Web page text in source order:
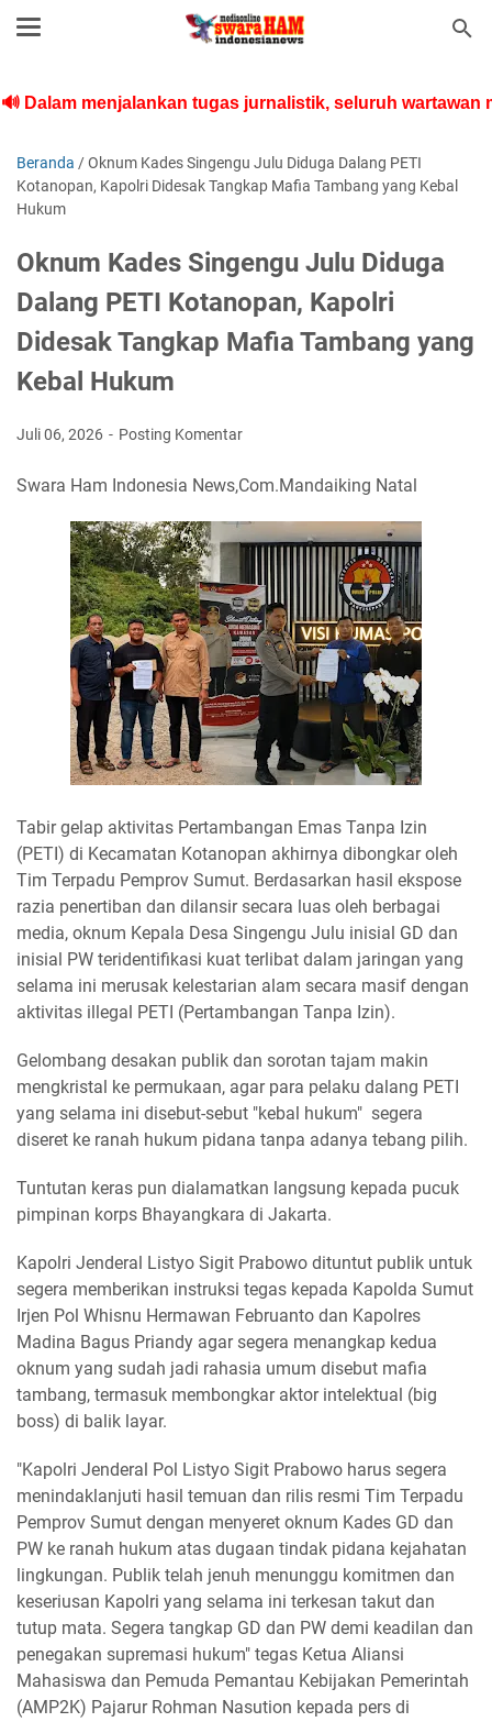
tugas jurnalistik, seluruh wartawan media
Beranda /Oknum Kades Singengu Julu Diduga Dalang PETI
Kotanopan, Kapolri Didesak Tangkap Mafia Tambang yang Kebal
Hukum
Oknum Kades Singengu Julu Diduga
Dalang PETI Kotanopan, Kapolri
Didesak Tangkap Mafia Tambang yang
Kebal Hukum
Juli 06, 2026 Posting Komentar
Swara Ham Indonesia News,Com.Mandaiking Natal
Tabir gelap aktivitas Pertambangan Emas Tanpa Izin
(PETI) di Kecamatan Kotanopan akhirnya dibongkar oleh
Tim Terpadu Pemprov Sumut. Berdasarkan hasil ekspose
razia penertiban dan dilansir secara luas oleh berbagai
media, oknum Kepala Desa Singengu Julu inisial GD dan
inisial PW teridentifikasi kuat terlibat dalam jaringan yang
selama ini merusak kelestarian alam secara masif dengan
aktivitas illegal PETI (Pertambangan Tanpa Izin).
Gelombang desakan publik dan sorotan tajam makin
mengkristal ke permukaan, agar para pelaku dalang PETI
yang selama ini disebut-sebut "kebal hukum" segera
diseret ke ranah hukum pidana tanpa adanya tebang pilih.
Tuntutan keras pun dialamatkan langsung kepada pucuk
pimpinan korps Bhayangkara di Jakarta.
Kapolri Jenderal Listyo Sigit Prabowo dituntut publik untuk
segera memberikan instruksi tegas kepada Kapolda Sumut
Irjen Pol Whisnu Hermawan Februanto dan Kapolres
Madina Bagus Priandy agar segera menangkap kedua
oknum yang sudah jadi rahasia umum disebut mafia
tambang, termasuk membongkar aktor intelektual (big
boss) di balik layar.
"Kapolri Jenderal Pol Listyo Sigit Prabowo harus segera
menindaklanjuti hasil temuan dan rilis resmi Tim Terpadu
Pemprov Sumut dengan menyeret oknum Kades GD dan
PW ke ranah hukum atas dugaan tindak pidana kejahatan
lingkungan. Publik telah jenuh menunggu komitmen dan
keseriusan Kapolri yang selama ini terkesan takut dan
tutup mata. Segera tangkap GD dan PW demi keadilan dan
penegakan supremasi hukum" tegas Ketua Aliansi
Mahasiswa dan Pemuda Pemantau Kebijakan Pemerintah
(AMP2K) Pajarur Rohman Nasution kepada pers di